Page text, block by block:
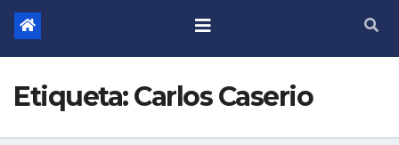
Etiqueta:Carlos Caserio